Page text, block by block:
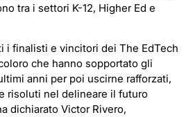
tra i settori K-12, Higher Ed e
i finalisti e vincitori dei The EdTech
che hanno sopportato gli
anni per poi uscirne rafforzati,
risoluti nel delineare il futuro
dichiarato Victor Rivero,